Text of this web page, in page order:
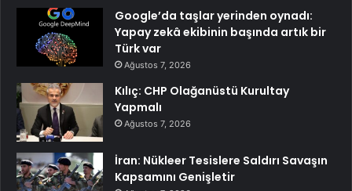
Google’da taşlar yerinden oynadı:
Yapay zekâ ekibinin başında artık bir
Türk var
Ağustos 7, 2026
Kılıç: CHP Olağanüstü Kurultay
Yapmalı
Ağustos 7, 2026
İran: Nükleer Tesislere Saldırı Savaşın
Kapsamını Genişletir